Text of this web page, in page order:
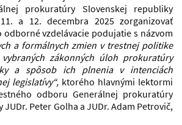
prokuratúry Slovenskej republiky
a 12. decembra 2025 zorganizovať
odborné vzdelávacie podujatie s názvom
a formálnych zmien v trestnej politike
zákonných úloh prokuratúry
a spôsob ich plnenia v intenciách
legislatívy“, ktorého hlavnými lektormi
odboru Generálnej prokuratúry
Peter Golha a JUDr. Adam Petrovič,